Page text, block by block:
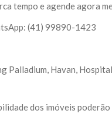
tempo e agende agora
(41) 99890-1423
Palladium, Havan,
dos imóveis